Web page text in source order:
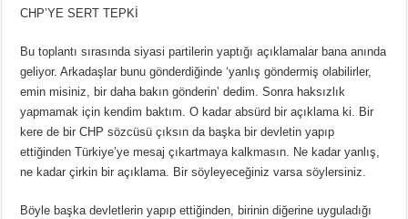
CHP’YE SERT TEPKİ
Bu toplantı sırasında siyasi partilerin yaptığı açıklamalar bana anında
geliyor. Arkadaşlar bunu gönderdiğinde ‘yanlış göndermiş olabilirler,
emin misiniz, bir daha bakın gönderin’ dedim. Sonra haksızlık
yapmamak için kendim baktım. O kadar absürd bir açıklama ki. Bir
kere de bir CHP sözcüsü çıksın da başka bir devletin yapıp
ettiğinden Türkiye’ye mesaj çıkartmaya kalkmasın. Ne kadar yanlış,
ne kadar çirkin bir açıklama. Bir söyleyeceğiniz varsa söylersiniz.
Böyle başka devletlerin yapıp ettiğinden, birinin diğerine uyguladığı